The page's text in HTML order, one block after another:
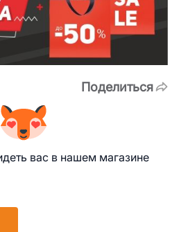
Поделиться
вас в нашем магазине